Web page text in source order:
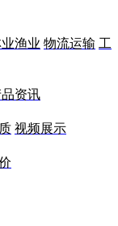
渔业 物流运输 工
资讯
视频展示